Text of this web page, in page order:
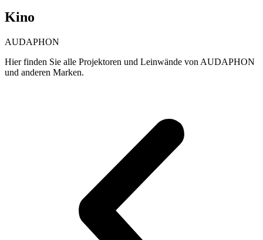
Kino
AUDAPHON
Hier finden Sie alle Projektoren und Leinwände von AUDAPHON
und anderen Marken.